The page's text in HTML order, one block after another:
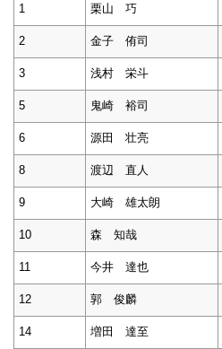
1 栗山 巧
2 金子 侑司
3 浅村 栄斗
5 鬼崎 裕司
6 源田 壮亮
8 渡辺 直人
9 大崎 雄太朗
10 森 知哉
11 今井 達也
12 郭 俊麟
14 増田 達至